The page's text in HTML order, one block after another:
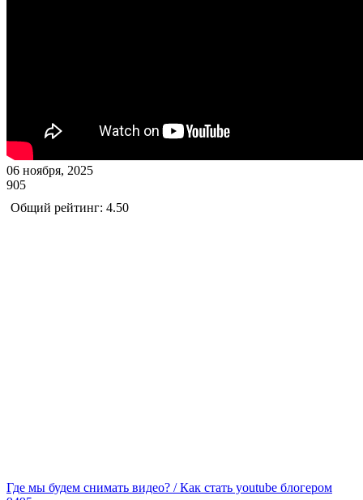
06 ноября, 2025
905
Общий рейтинг: 4.50
Где мы будем снимать видео? / Как стать youtube блогером